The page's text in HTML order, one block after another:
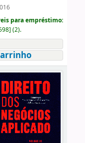
para empréstimo:
] (2).